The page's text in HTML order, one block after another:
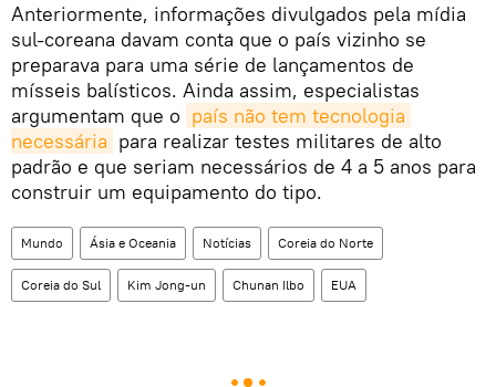
Anteriormente, informações divulgados pela mídia
sul-coreana davam conta que o país vizinho se
preparava para uma série de lançamentos de
mísseis balísticos. Ainda assim, especialistas
argumentam que o país não tem tecnologia
necessária para realizar testes militares de alto
padrão e que seriam necessários de 4 a 5 anos para
construir um equipamento do tipo.
Mundo Ásia e Oceania Notícias Coreia do Norte
Coreia do Sul Kim Jong-un Chunan Ilbo EUA